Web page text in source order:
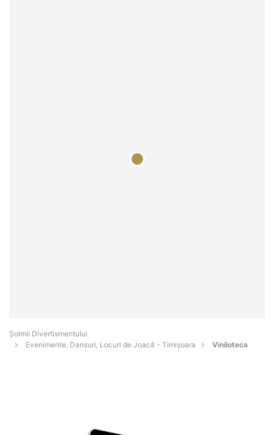
Şoimii Divertismentului
Evenimente, Dansuri, Locuri de Joacă - Timişoara
Viniloteca